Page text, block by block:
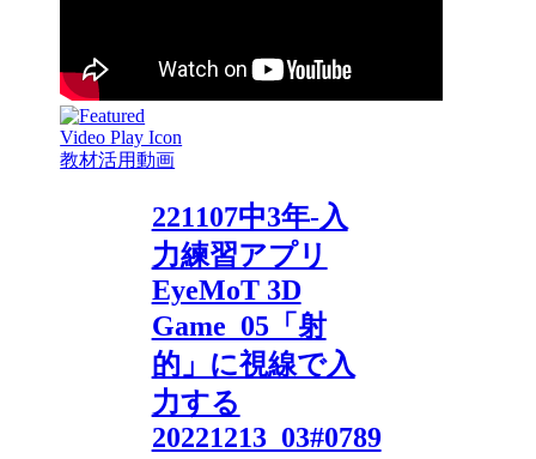
教材活用動画
221107中3年-入
力練習アプリ
EyeMoT 3D
Game_05「射
的」に視線で入
力する
20221213_03#0789